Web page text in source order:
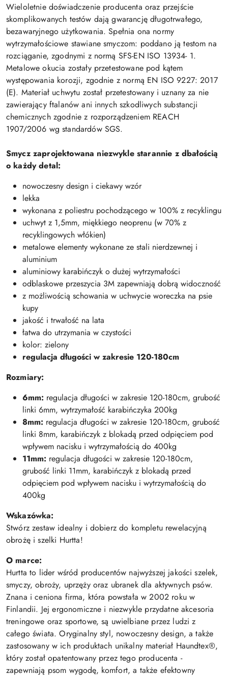
Wieloletnie doświadczenie producenta oraz przejście
skomplikowanych testów dają gwarancję długotrwałego,
bezawaryjnego użytkowania. Spełnia ona normy
wytrzymałościowe stawiane smyczom: poddano ją testom na
rozciąganie, zgodnymi z normą SFS-EN ISO 13934- 1.
Metalowe okucia zostały przetestowane pod kątem
występowania korozji, zgodnie z normą EN ISO 9227: 2017
(E). Materiał uchwytu został przetestowany i uznany za nie
zawierający ftalanów ani innych szkodliwych substancji
chemicznych zgodnie z rozporządzeniem REACH
1907/2006 wg standardów SGS.
Smycz zaprojektowana niezwykle starannie z dbałością
o każdy detal:
nowoczesny design i ciekawy wzór
lekka
wykonana z poliestru pochodzącego w 100% z recyklingu
uchwyt z 1,5mm, miękkiego neoprenu (w 70% z
recyklingowych włókien)
metalowe elementy wykonane ze stali nierdzewnej i
aluminium
aluminiowy karabińczyk o dużej wytrzymałości
odblaskowe przeszycia 3M zapewniają dobrą widoczność
z możliwością schowania w uchwycie woreczka na psie
kupy
jakość i trwałość na lata
łatwa do utrzymania w czystości
kolor: zielony
regulacja długości w zakresie 120-180cm
Rozmiary:
6mm: regulacja długości w zakresie 120-180cm, grubość
linki 6mm, wytrzymałość karabińczyka 200kg
8mm: regulacja długości w zakresie 120-180cm, grubość
linki 8mm, karabińczyk z blokadą przed odpięciem pod
wpływem nacisku i wytrzymałością do 400kg
11mm: regulacja długości w zakresie 120-180cm,
grubość linki 11mm, karabińczyk z blokadą przed
odpięciem pod wpływem nacisku i wytrzymałością do
400kg
Wskazówka:
Stwórz zestaw idealny i dobierz do kompletu rewelacyjną
obrożę i szelki Hurtta!
O marce:
Hurtta to lider wśród producentów najwyższej jakości szelek,
smyczy, obroży, uprzęży oraz ubranek dla aktywnych psów.
Znana i ceniona firma, która powstała w 2002 roku w
Finlandii. Jej ergonomiczne i niezwykle przydatne akcesoria
treningowe oraz sportowe, są uwielbiane przez ludzi z
całego świata. Oryginalny styl, nowoczesny design, a także
zastosowany w ich produktach unikalny materiał Haundtex®,
który został opatentowany przez tego producenta -
zapewniają psom wygodę, komfort, a także efektowny